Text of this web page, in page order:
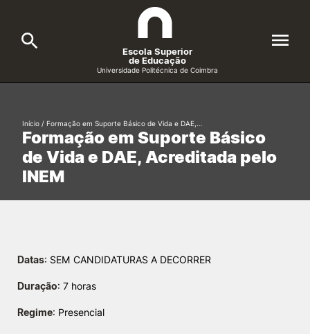
Cursos
Candidatos
Investigação e Projetos
Escola Superior
de Educação
Universidade Politécnica de Coimbra
Search
Formative Offer General
Formação em Suporte Básico
de Vida e DAE, Acreditada pelo
INEM
Início / Formação em Suporte Básico de Vida e DAE,…
Datas: SEM CANDIDATURAS A DECORRER
Duração: 7 horas
Regime: Presencial